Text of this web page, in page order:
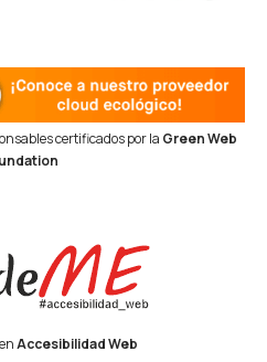
certificados por la Green Web
Accesibilidad Web